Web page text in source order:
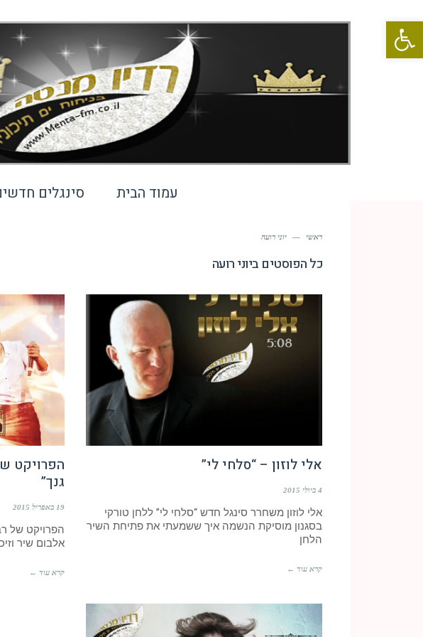
פתח סרגל נגישות
עמוד הבית סינגלים
ראשי — יוני רועה
כל הפוסטים ביוני רועה
אלי לוזון – “סלחי לי”
4 ביולי 2015
אלי לוזון משחרר סינגל חדש “סלחי לי” ללחן טורקי
בסגנון מוסיקת הנשמה איך ששמעתי את פתיחת השיר
הלחן
קרא עוד ←
הפרויקט
גנך”
19 באפריל 2015
הפרויקט של
אלבום שיר וזיכרון 2015, זוכה השיר ‘פרי
קרא עוד ←